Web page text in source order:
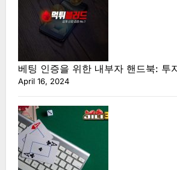
베팅 인증을 위한 내부자 핸드북: 투
April 16, 2024